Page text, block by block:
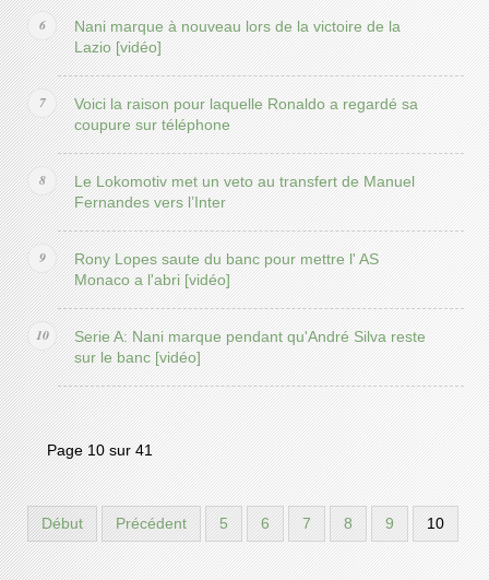
Nani marque à nouveau lors de la victoire de la
Lazio [vidéo]
Voici la raison pour laquelle Ronaldo a regardé sa
coupure sur téléphone
Le Lokomotiv met un veto au transfert de Manuel
Fernandes vers l’Inter
Rony Lopes saute du banc pour mettre l' AS
Monaco a l'abri [vidéo]
Serie A: Nani marque pendant qu'André Silva reste
sur le banc [vidéo]
Page 10 sur 41
Début Précédent 5 6 7 8 9 10